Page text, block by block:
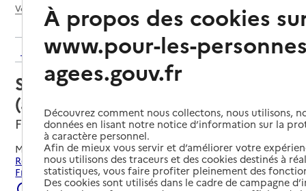
Voir le fil d’Ariane
Retour aux résultats de l'annuaire
Service autonomie à domicile
(aide) – Amapa
Freyming-Merlebach, MOSELLE
Mis à jour le23/07/2026
Rechercher les établissements et services autour de
Freyming-Merlebach.
À propos des cookies
www.pour-les-
agees.gouv.fr
Découvrez comment nous collectons, nous utilisons,
données en lisant notre notice d’information sur la
à caractère personnel.
Afin de mieux vous servir et d’améliorer votre
nous utilisons des traceurs et des cookies destinés à
statistiques, vous faire profiter pleinement des
Des cookies sont utilisés dans le cadre de campagne